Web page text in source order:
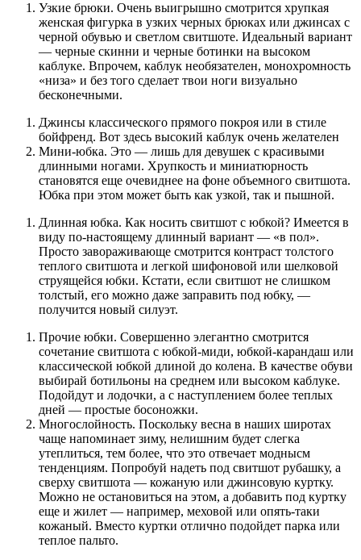
Узкие брюки. Очень выигрышно смотрится хрупкая
женская фигурка в узких черных брюках или джинсах с
черной обувью и светлом свитшоте. Идеальный вариант
— черные скинни и черные ботинки на высоком
каблуке. Впрочем, каблук необязателен, монохромность
«низа» и без того сделает твои ноги визуально
бесконечными.
Джинсы классического прямого покроя или в стиле
бойфренд. Вот здесь высокий каблук очень желателен
Мини-юбка. Это — лишь для девушек с красивыми
длинными ногами. Хрупкость и миниатюрность
становятся еще очевиднее на фоне объемного свитшота.
Юбка при этом может быть как узкой, так и пышной.
Длинная юбка. Как носить свитшот с юбкой? Имеется в
виду по-настоящему длинный вариант — «в пол».
Просто завораживающе смотрится контраст толстого
теплого свитшота и легкой шифоновой или шелковой
струящейся юбки. Кстати, если свитшот не слишком
толстый, его можно даже заправить под юбку, —
получится новый силуэт.
Прочие юбки. Совершенно элегантно смотрится
сочетание свитшота с юбкой-миди, юбкой-карандаш или
классической юбкой длиной до колена. В качестве обуви
выбирай ботильоны на среднем или высоком каблуке.
Подойдут и лодочки, а с наступлением более теплых
дней — простые босоножки.
Многослойность. Поскольку весна в наших широтах
чаще напоминает зиму, нелишним будет слегка
утеплиться, тем более, что это отвечает моднысм
тенденциям. Попробуй надеть под свитшот рубашку, а
сверху свитшота — кожаную или джинсовую куртку.
Можно не остановиться на этом, а добавить под куртку
еще и жилет — например, меховой или опять-таки
кожаный. Вместо куртки отлично подойдет парка или
теплое пальто.